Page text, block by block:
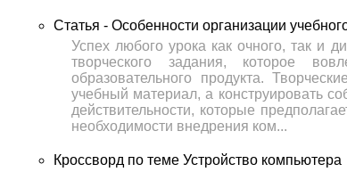
Статья - Особенности организации
Успех любого урока как очного, так и
творческого задания, которое
образовательного продукта.
учебный материал, а конструировать
действительности, которые
необходимости внедрения ком...
Кроссворд по теме Устройство компьютера